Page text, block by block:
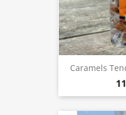
Caramels